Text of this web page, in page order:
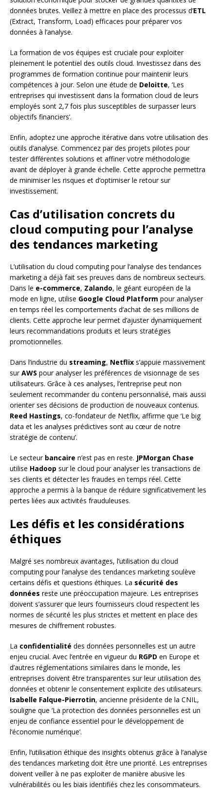
données brutes. Veillez à mettre en place des processus d’ETL
(Extract, Transform, Load) efficaces pour préparer vos
données à l’analyse.
La formation de vos équipes est cruciale pour exploiter
pleinement le potentiel des outils cloud. Investissez dans des
programmes de formation continue pour maintenir leurs
compétences à jour. Selon une étude de Deloitte, ‘Les
entreprises qui investissent dans la formation cloud de leurs
employés sont 2,7 fois plus susceptibles de surpasser leurs
objectifs financiers’.
Enfin, adoptez une approche itérative dans votre utilisation des
outils d’analyse. Commencez par des projets pilotes pour
tester différentes solutions et affiner votre méthodologie
avant de déployer à grande échelle. Cette approche permettra
de minimiser les risques et d’optimiser le retour sur
investissement.
Cas d’utilisation concrets du
cloud computing pour l’analyse
des tendances marketing
L’utilisation du cloud computing pour l’analyse des tendances
marketing a déjà fait ses preuves dans de nombreux secteurs.
Dans le e-commerce, Zalando, le géant européen de la
mode en ligne, utilise Google Cloud Platform pour analyser
en temps réel les comportements d’achat de ses millions de
clients. Cette approche leur permet d’ajuster dynamiquement
leurs recommandations produits et leurs stratégies
promotionnelles.
Dans l’industrie du streaming, Netflix s’appuie massivement
surAWS pour analyser les préférences de visionnage de ses
utilisateurs. Grâce à ces analyses, l’entreprise peut non
seulement recommander du contenu personnalisé, mais aussi
orienter ses décisions de production de nouveaux contenus.
Reed Hastings, co-fondateur de Netflix, affirme que ‘Le big
data et les analyses prédictives sont au cœur de notre
stratégie de contenu’.
Le secteur bancaire n’est pas en reste. JPMorgan Chase
utilise Hadoop sur le cloud pour analyser les transactions de
ses clients et détecter les fraudes en temps réel. Cette
approche a permis à la banque de réduire significativement les
pertes liées aux activités frauduleuses.
Les défis et les considérations
éthiques
Malgré ses nombreux avantages, l’utilisation du cloud
computing pour l’analyse des tendances marketing soulève
certains défis et questions éthiques. La sécurité des
données reste une préoccupation majeure. Les entreprises
doivent s’assurer que leurs fournisseurs cloud respectent les
normes de sécurité les plus strictes et mettent en place des
mesures de chiffrement robustes.
La confidentialité des données personnelles est un autre
enjeu crucial. Avec l’entrée en vigueur du RGPD en Europe et
d’autres réglementations similaires dans le monde, les
entreprises doivent être transparentes sur leur utilisation des
données et obtenir le consentement explicite des utilisateurs.
Isabelle Falque-Pierrotin, ancienne présidente de la CNIL,
souligne que ‘La protection des données personnelles est un
enjeu de confiance essentiel pour le développement de
l’économie numérique’.
Enfin, l’utilisation éthique des insights obtenus grâce à l’analyse
des tendances marketing doit être une priorité. Les entreprises
doivent veiller à ne pas exploiter de manière abusive les
vulnérabilités ou les biais identifiés chez les consommateurs.